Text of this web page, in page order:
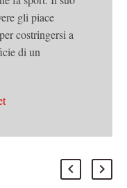
gli piace
costringersi a
di un